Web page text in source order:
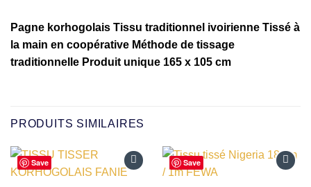
Pagne korhogolais Tissu traditionnel ivoirienne Tissé à
la main en coopérative Méthode de tissage
traditionnelle Produit unique 165 x 105 cm
PRODUITS SIMILAIRES
Save Save